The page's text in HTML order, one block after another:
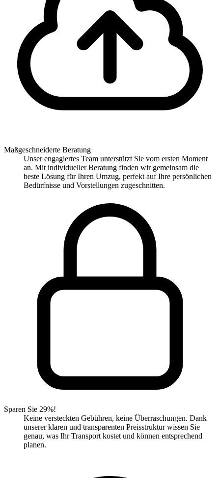
Maßgeschneiderte Beratung
Unser engagiertes Team unterstützt Sie vom ersten Moment
an. Mit individueller Beratung finden wir gemeinsam die
beste Lösung für Ihren Umzug, perfekt auf Ihre persönlichen
Bedürfnisse und Vorstellungen zugeschnitten.
Sparen Sie 29%!
Keine versteckten Gebühren, keine Überraschungen. Dank
unserer klaren und transparenten Preisstruktur wissen Sie
genau, was Ihr Transport kostet und können entsprechend
planen.